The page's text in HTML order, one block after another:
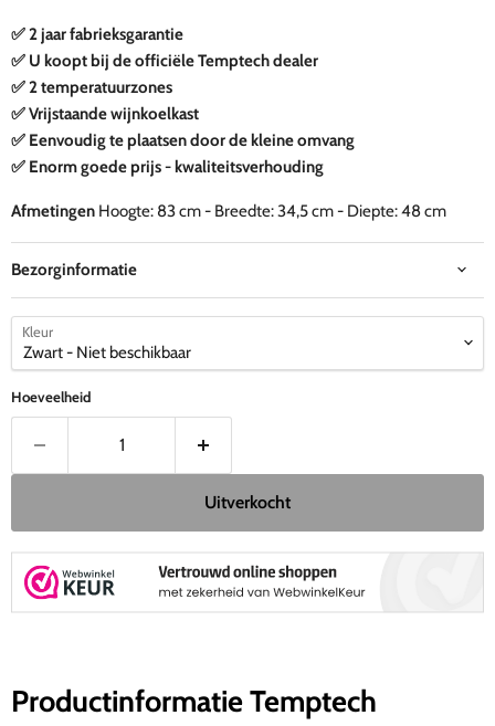
✅ 2 jaar fabrieksgarantie
✅ U koopt bij de officiële Temptech dealer
✅ 2 temperatuurzones
✅ Vrijstaande wijnkoelkast
✅ Eenvoudig te plaatsen door de kleine omvang
✅ Enorm goede prijs - kwaliteitsverhouding
Afmetingen Hoogte: 83 cm - Breedte: 34,5 cm - Diepte: 48 cm
Bezorginformatie
Kleur
Hoeveelheid
Uitverkocht
Productinformatie Temptech